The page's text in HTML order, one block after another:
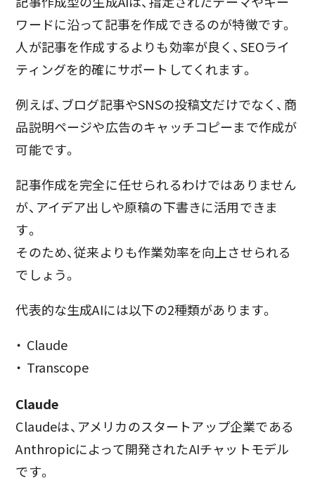
ワードに沿って記事を作成できるのが特徴です。
人が記事を作成するよりも効率が良く、SEOライ
ティングを的確にサポートしてくれます。
例えば、ブログ記事やSNSの投稿文だけでなく、商
品説明ページや広告のキャッチコピーまで作成が
可能です。
記事作成を完全に任せられるわけではありません
が、アイデア出しや原稿の下書きに活用できま
す。
そのため、従来よりも作業効率を向上させられる
でしょう。
代表的な生成AIには以下の2種類があります。
Claude
Transcope
Claude
Claudeは、アメリカのスタートアップ企業である
Anthropicによって開発されたAIチャットモデル
です。